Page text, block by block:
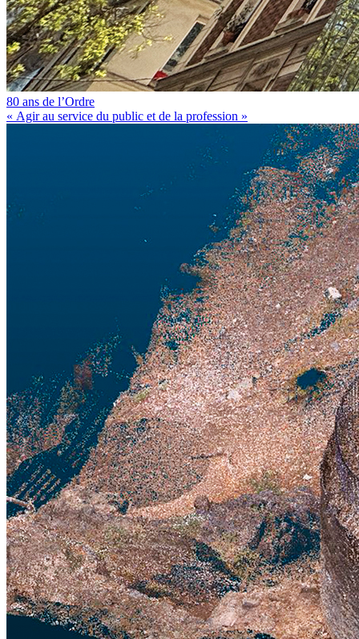
80 ans de l’Ordre
« Agir au service du public et de la profession »